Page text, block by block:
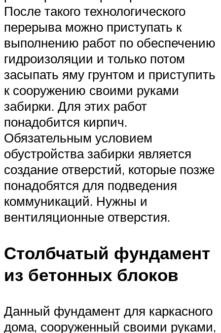
После такого технологического
перерыва можно приступать к
выполнению работ по обеспечению
гидроизоляции и только потом
засыпать яму грунтом и приступить
к сооружению своими руками
забирки. Для этих работ
понадобится кирпич.
Обязательным условием
обустройства забирки является
создание отверстий, которые позже
понадобятся для подведения
коммуникаций. Нужны и
вентиляционные отверстия.
Столбчатый фундамент
из бетонных блоков
Данный фундамент для каркасного
дома, сооруженный своими руками,